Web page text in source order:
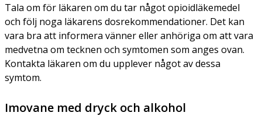
Tala om för läkaren om du tar något opioidläkemedel
och följ noga läkarens dosrekommendationer. Det kan
vara bra att informera vänner eller anhöriga om att vara
medvetna om tecknen och symtomen som anges ovan.
Kontakta läkaren om du upplever något av dessa
symtom.
Imovane med dryck och alkohol